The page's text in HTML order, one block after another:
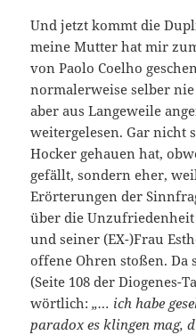
Und jetzt kommt die
meine Mutter hat mir
von Paolo Coelho
normalerweise selber
aber aus Langeweile
weitergelesen. Gar nicht
Hocker gehauen hat,
gefällt, sondern eher,
Erörterungen der
über die
und seiner (EX-)Frau
offene Ohren stoßen. Da
(Seite 108 der Diogenes-
wörtlich:„… ich habe
paradox es klingen mag,